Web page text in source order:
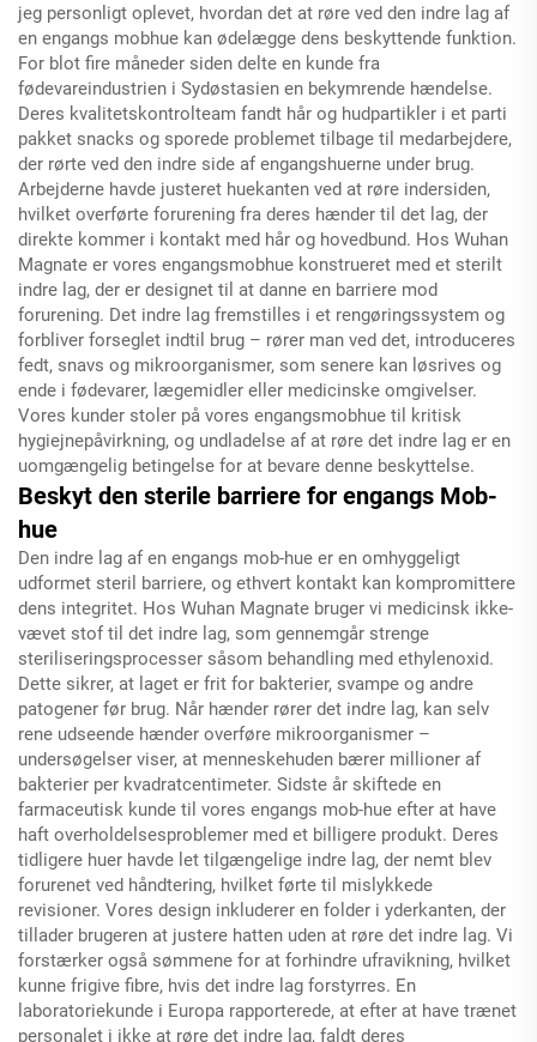
jeg personligt oplevet, hvordan det at røre ved den indre lag af
en engangs mobhue kan ødelægge dens beskyttende funktion.
For blot fire måneder siden delte en kunde fra
fødevareindustrien i Sydøstasien en bekymrende hændelse.
Deres kvalitetskontrolteam fandt hår og hudpartikler i et parti
pakket snacks og sporede problemet tilbage til medarbejdere,
der rørte ved den indre side af engangshuerne under brug.
Arbejderne havde justeret huekanten ved at røre indersiden,
hvilket overførte forurening fra deres hænder til det lag, der
direkte kommer i kontakt med hår og hovedbund. Hos Wuhan
Magnate er vores engangsmobhue konstrueret med et sterilt
indre lag, der er designet til at danne en barriere mod
forurening. Det indre lag fremstilles i et rengøringssystem og
forbliver forseglet indtil brug – rører man ved det, introduceres
fedt, snavs og mikroorganismer, som senere kan løsrives og
ende i fødevarer, lægemidler eller medicinske omgivelser.
Vores kunder stoler på vores engangsmobhue til kritisk
hygiejnepåvirkning, og undladelse af at røre det indre lag er en
uomgængelig betingelse for at bevare denne beskyttelse.
Beskyt den sterile barriere for engangs Mob-
hue
Den indre lag af en engangs mob-hue er en omhyggeligt
udformet steril barriere, og ethvert kontakt kan kompromittere
dens integritet. Hos Wuhan Magnate bruger vi medicinsk ikke-
vævet stof til det indre lag, som gennemgår strenge
steriliseringsprocesser såsom behandling med ethylenoxid.
Dette sikrer, at laget er frit for bakterier, svampe og andre
patogener før brug. Når hænder rører det indre lag, kan selv
rene udseende hænder overføre mikroorganismer –
undersøgelser viser, at menneskehuden bærer millioner af
bakterier per kvadratcentimeter. Sidste år skiftede en
farmaceutisk kunde til vores engangs mob-hue efter at have
haft overholdelsesproblemer med et billigere produkt. Deres
tidligere huer havde let tilgængelige indre lag, der nemt blev
forurenet ved håndtering, hvilket førte til mislykkede
revisioner. Vores design inkluderer en folder i yderkanten, der
tillader brugeren at justere hatten uden at røre det indre lag. Vi
forstærker også sømmene for at forhindre ufravikning, hvilket
kunne frigive fibre, hvis det indre lag forstyrres. En
laboratoriekunde i Europa rapporterede, at efter at have trænet
personalet i ikke at røre det indre lag, faldt deres